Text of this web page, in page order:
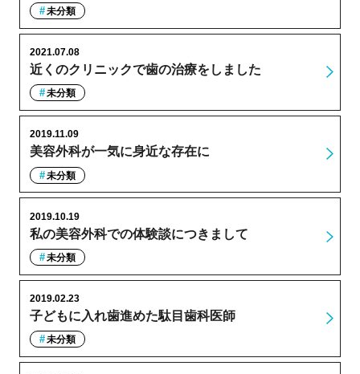
未分類
近くのクリニックで歯の治療をしました
2021.07.08
未分類
美容外科が一気に身近な存在に
2019.11.09
未分類
私の美容外科での体験談につきまして
2019.10.19
未分類
子どもに入れ歯進めた駄目歯科医師
2019.02.23
未分類